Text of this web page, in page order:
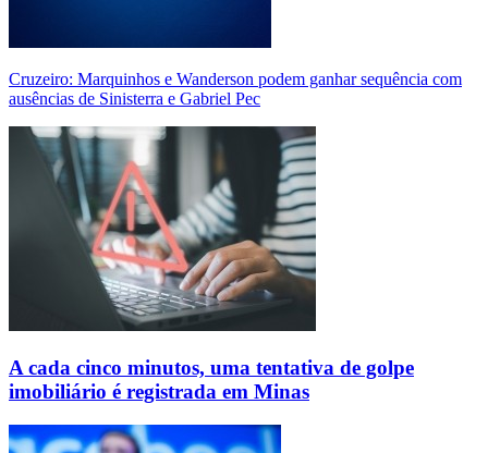
Cruzeiro: Marquinhos e Wanderson podem ganhar sequência com
ausências de Sinisterra e Gabriel Pec
A cada cinco minutos, uma tentativa de golpe
imobiliário é registrada em Minas